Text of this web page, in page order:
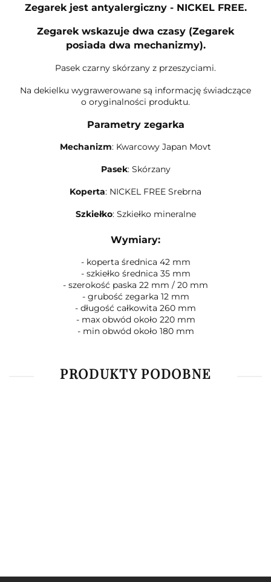
Zegarek jest antyalergiczny - NICKEL FREE.
Zegarek wskazuje dwa czasy (Zegarek
posiada dwa mechanizmy).
Pasek czarny skórzany z przeszyciami.
Na dekielku wygrawerowane są informację świadczące
o oryginalności produktu.
Parametry zegarka
Mechanizm: Kwarcowy Japan Movt
Pasek: Skórzany
Koperta: NICKEL FREE Srebrna
Szkiełko: Szkiełko mineralne
Wymiary:
- koperta średnica 42 mm
- szkiełko średnica 35 mm
- szerokość paska 22 mm / 20 mm
- grubość zegarka 12 mm
- długość całkowita 260 mm
- max obwód około 220 mm
- min obwód około 180 mm
PRODUKTY PODOBNE